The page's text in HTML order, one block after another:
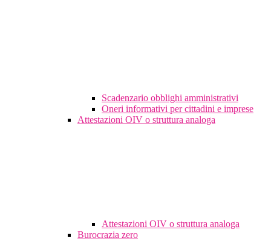
Scadenzario obblighi amministrativi
Oneri informativi per cittadini e imprese
Attestazioni OIV o struttura analoga
Attestazioni OIV o struttura analoga
Burocrazia zero